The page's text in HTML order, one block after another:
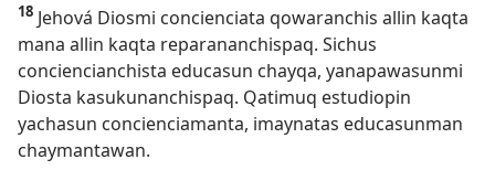
18 Jehová Diosmi concienciata qowaranchis allin kaqta
mana allin kaqta reparananchispaq. Sichus
conciencianchista educasun chayqa, yanapawasunmi
Diosta kasukunanchispaq. Qatimuq estudiopin
yachasun concienciamanta, imaynatas educasunman
chaymantawan.